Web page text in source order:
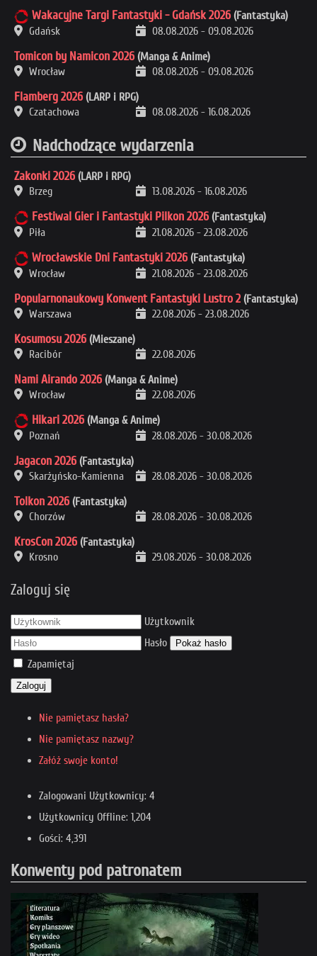
Wakacyjne Targi Fantastyki - Gdańsk 2026 (Fantastyka)
Gdańsk
08.08.2026 - 09.08.2026
Tomicon by Namicon 2026 (Manga & Anime)
Wrocław
08.08.2026 - 09.08.2026
Flamberg 2026 (LARP i RPG)
Czatachowa
08.08.2026 - 16.08.2026
Nadchodzące wydarzenia
Zakonki 2026 (LARP i RPG)
Brzeg
13.08.2026 - 16.08.2026
Festiwal Gier i Fantastyki Pilkon 2026 (Fantastyka)
Piła
21.08.2026 - 23.08.2026
Wrocławskie Dni Fantastyki 2026 (Fantastyka)
Wrocław
21.08.2026 - 23.08.2026
Popularnonaukowy Konwent Fantastyki Lustro 2 (Fantastyka)
Warszawa
22.08.2026 - 23.08.2026
Kosumosu 2026 (Mieszane)
Racibór
22.08.2026
Nami Airando 2026 (Manga & Anime)
Wrocław
22.08.2026
Hikari 2026 (Manga & Anime)
Poznań
28.08.2026 - 30.08.2026
Jagacon 2026 (Fantastyka)
Skarżyńsko-Kamienna
28.08.2026 - 30.08.2026
Tolkon 2026 (Fantastyka)
Chorzów
28.08.2026 - 30.08.2026
KrosCon 2026 (Fantastyka)
Krosno
29.08.2026 - 30.08.2026
Zaloguj się
Użytkownik
Hasło
Pokaż hasło
Zapamiętaj
Zaloguj
Nie pamiętasz hasła?
Nie pamiętasz nazwy?
Załóż swoje konto!
Zalogowani Użytkownicy: 4
Użytkownicy Offline: 1,204
Gości: 4,391
Konwenty pod patronatem